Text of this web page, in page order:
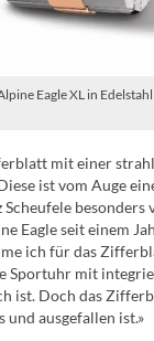
Eagle XL in
mit einer
ist vom Auge
besonders
Eagle seit einem
ich für das
Sportuhr mit
ist. Doch das
und ausgefallen ist.»